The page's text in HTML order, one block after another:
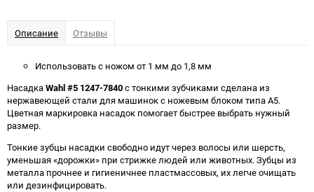
Описание Отзывы
Использовать с ножом от 1 мм до 1,8 мм
НасадкаWahl #5 1247-7840с тонкими зубчиками сделана из
нержавеющей стали для машинок с ножевым блоком типа А5.
Цветная маркировка насадок помогает быстрее выбрать нужный
размер.
Тонкие зубцы насадки свободно идут через волосы или шерсть,
уменьшая «дорожки» при стрижке людей или животных. Зубцы из
металла прочнее и гигиеничнее пластмассовых, их легче очищать
или дезинфицировать.